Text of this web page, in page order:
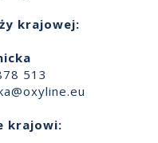
krajowej:
513
krajowi: